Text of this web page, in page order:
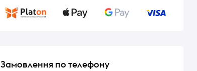
Замовлення по телефону